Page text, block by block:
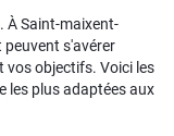
À Saint-maixent-
peuvent s'avérer
vos objectifs. Voici les
les plus adaptées aux